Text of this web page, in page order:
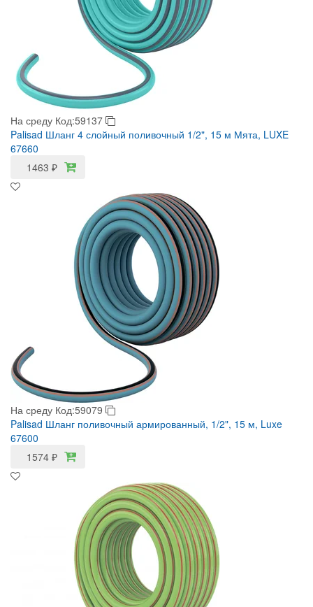
На среду Код:59137
Palisad Шланг 4 слойный поливочный 1/2", 15 м Мята, LUXE
67660
1463 ₽
На среду Код:59079
Palisad Шланг поливочный армированный, 1/2", 15 м, Luxe
67600
1574 ₽